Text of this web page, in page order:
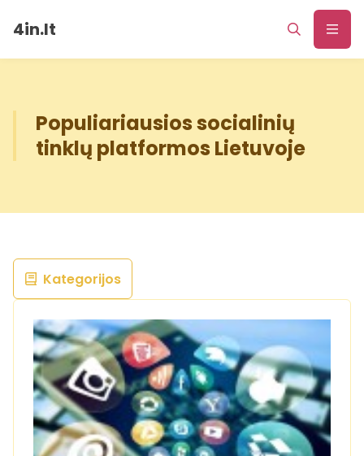
4in.lt
Populiariausios socialinių
tinklų platformos Lietuvoje
Kategorijos